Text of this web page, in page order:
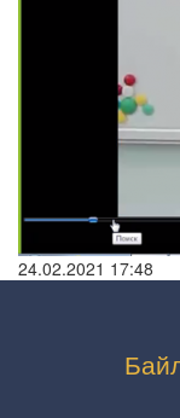
24.02.2021 17:48